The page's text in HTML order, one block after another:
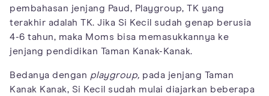
pembahasan jenjang Paud, Playgroup, TK yang
terakhir adalah TK. Jika Si Kecil sudah genap berusia
4-6 tahun, maka Moms bisa memasukkannya ke
jenjang pendidikan Taman Kanak-Kanak.
Bedanya dengan playgroup, pada jenjang Taman
Kanak Kanak, Si Kecil sudah mulai diajarkan beberapa